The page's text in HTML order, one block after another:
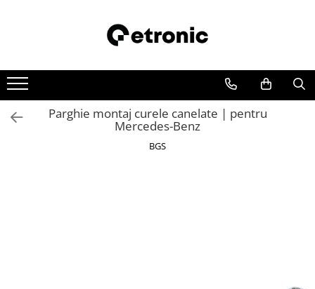
Parghie montaj curele canelate | pentru
Mercedes-Benz
BGS